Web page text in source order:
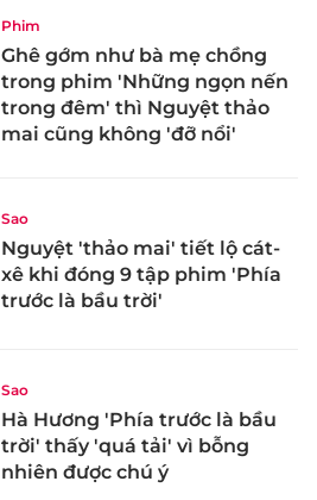
Phim
Ghê gớm như bà mẹ chồng
trong phim 'Những ngọn nến
trong đêm' thì Nguyệt thảo
mai cũng không 'đỡ nổi'
Sao
Nguyệt 'thảo mai' tiết lộ cát-
xê khi đóng 9 tập phim 'Phía
trước là bầu trời'
Sao
Hà Hương 'Phía trước là bầu
trời' thấy 'quá tải' vì bỗng
nhiên được chú ý